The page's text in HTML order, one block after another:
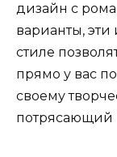
дизайн с
варианты,
стиле
прямо у вас
своему
потрясающий